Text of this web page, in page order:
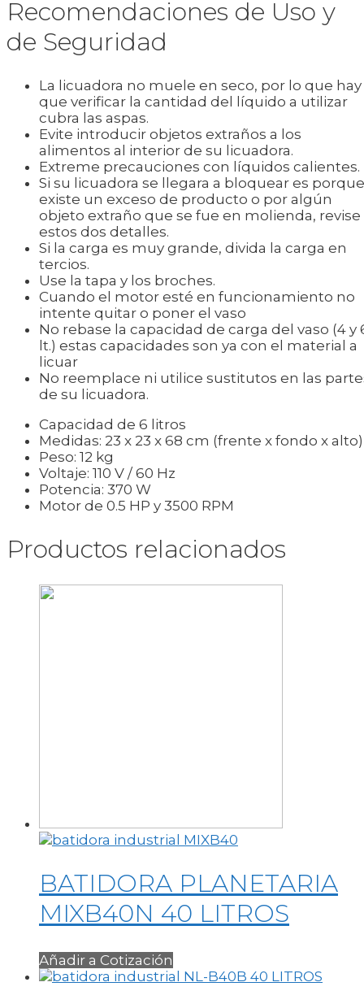
Recomendaciones de Uso y
de Seguridad
La licuadora no muele en seco, por lo que hay
que verificar la cantidad del líquido a utilizar
cubra las aspas.
Evite introducir objetos extraños a los
alimentos al interior de su licuadora.
Extreme precauciones con líquidos calientes.
Si su licuadora se llegara a bloquear es porque
existe un exceso de producto o por algún
objeto extraño que se fue en molienda, revise
estos dos detalles.
Si la carga es muy grande, divida la carga en
tercios.
Use la tapa y los broches.
Cuando el motor esté en funcionamiento no
intente quitar o poner el vaso
No rebase la capacidad de carga del vaso (4 y
lt.) estas capacidades son ya con el material a
licuar
No reemplace ni utilice sustitutos en las
de su licuadora.
Capacidad de 6 litros
Medidas: 23 x 23 x 68 cm (frente x fondo x alto)
Peso: 12 kg
Voltaje: 110 V / 60 Hz
Potencia: 370 W
Motor de 0.5 HP y 3500 RPM
Productos relacionados
BATIDORA PLANETARIA
MIXB40N 40 LITROS
Añadir a Cotización